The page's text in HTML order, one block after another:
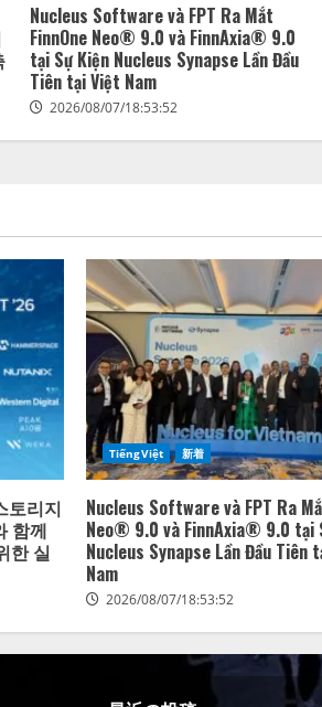
Nucleus Software và FPT Ra Mắt
FinnOne Neo® 9.0 và FinnAxia® 9.0
tại Sự Kiện Nucleus Synapse Lần Đầu
Tiên tại Việt Nam
2026/08/07/18:53:52
토리지
함께
한 실
TiếngViệt 新着
Nucleus Software và FPT Ra
Neo® 9.0 và FinnAxia® 9.0 tại
Nucleus Synapse Lần Đầu Tiên
Nam
2026/08/07/18:53:52